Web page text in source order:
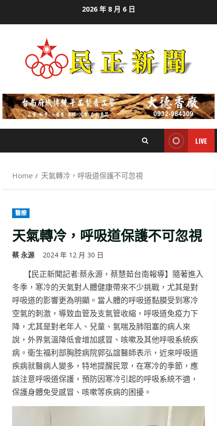
2026 年 8 月 6 日
LIVE
Home 天氣轉冷，呼吸道保護不可忽視
醫療
天氣轉冷，呼吸道保護不可忽視
蔡 永源 2024 年 12 月 30 日
【民正新聞記者:蔡永源，蔡慧茹台南報導】隨著進入
冬季，寒冷的天氣對人體健康帶來不少挑戰，尤其是對
呼吸道的影響更為明顯。當人體的呼吸道黏膜受到寒冷
空氣的刺激，導致血管及支氣管收縮，呼吸道免疫力下
降，尤其是對老年人、兒童、氣喘及肺阻塞的病人來
說，外界氣溫降低會增加感冒、咳嗽及其他呼吸系統疾
病。衛生福利部胸腔病院郭弘誼醫師表示，近來呼吸道
疾病就醫病人變多，特地提醒民眾，在寒冷的季節，應
該注意呼吸道保護，預防因寒冷引起的呼吸系統不適，
保護身體免受感冒、咳嗽等疾病的困擾。